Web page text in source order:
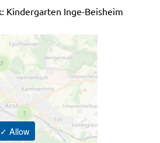
Kindergarten Inge-Beisheim
✓ Allow